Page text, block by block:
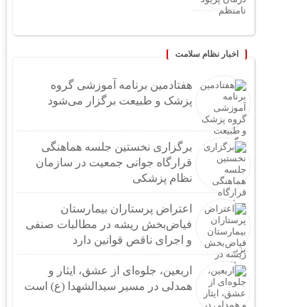
اخبار نظام سلامت
هفتادمین برنامه آموزشی گروه
پزشک و طبیعت برگزار می‌شود
برگزاری نخستین جلسه هماهنگی
قرارگاه جوانی جمعیت در سازمان
نظام پزشکی
اعتراض پرستاران بیمارستان
فیاض‌بخش ریشه در مطالبات صنفی
و اجرای ناقص قوانین دارد
اربعین، جلوه‌ای از عشق، ایثار و
همدلی در مسیر سیدالشهدا (ع) است